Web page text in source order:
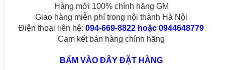
Hàng mới 100% chính hãng GM
Giao hàng miễn phí trong nội thành Hà Nội
Điện thoại liên hệ:094-669-8822 hoặc 0944648779
Cam kết bán hàng chính hãng
BẤM VÀO ĐÂY ĐẶT HÀNG